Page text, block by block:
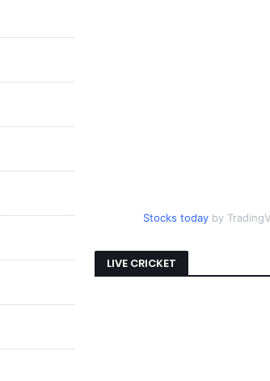
Stocks todayby
LIVE CRICKET